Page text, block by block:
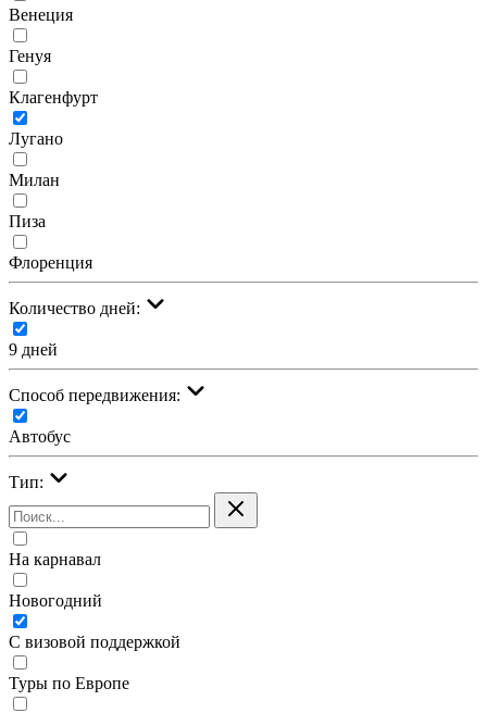
Венеция
Генуя
Клагенфурт
Лугано
Милан
Пиза
Флоренция
Количество дней:
9 дней
Cпособ передвижения:
Автобус
Тип:
На карнавал
Новогодний
С визовой поддержкой
Туры по Европе